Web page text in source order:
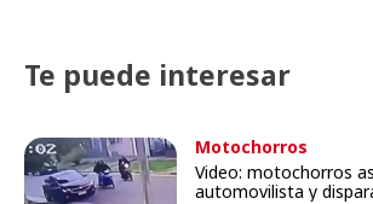
Te puede interesar
Motochorros
Video: motochorros
automovilista y